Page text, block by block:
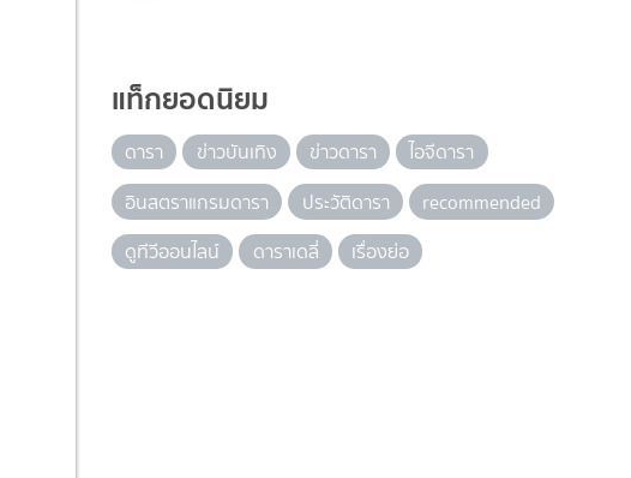
แท็กยอดนิยม
ดารา ข่าวบันเทิง ข่าวดารา
ไอจีดารา
อินสตราแกรมดารา
ประวัติดารา
recommended
ดูทีวีออนไลน์
ดาราเดลี่ เรื่องย่อ